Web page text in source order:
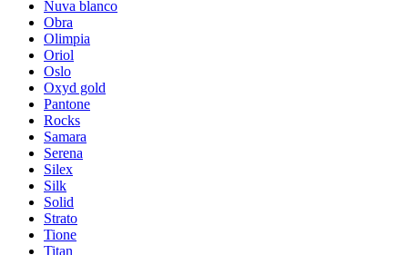
Nuva blanco
Obra
Olimpia
Oriol
Oslo
Oxyd gold
Pantone
Rocks
Samara
Serena
Silex
Silk
Solid
Strato
Tione
Titan